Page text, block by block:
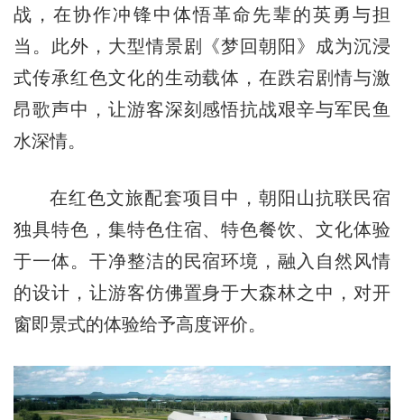
战，在协作冲锋中体悟革命先辈的英勇与担
当。此外，大型情景剧《梦回朝阳》成为沉浸
式传承红色文化的生动载体，在跌宕剧情与激
昂歌声中，让游客深刻感悟抗战艰辛与军民鱼
水深情。
在红色文旅配套项目中，朝阳山抗联民宿
独具特色，集特色住宿、特色餐饮、文化体验
于一体。干净整洁的民宿环境，融入自然风情
的设计，让游客仿佛置身于大森林之中，对开
窗即景式的体验给予高度评价。